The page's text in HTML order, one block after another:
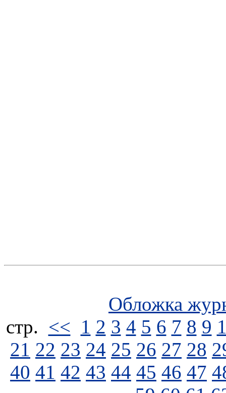
Обложка
стp. << 1 2 3 4 5 6 7 8 9
21 22 23 24 25 26 27 28
40 41 42 43 44 45 46 47